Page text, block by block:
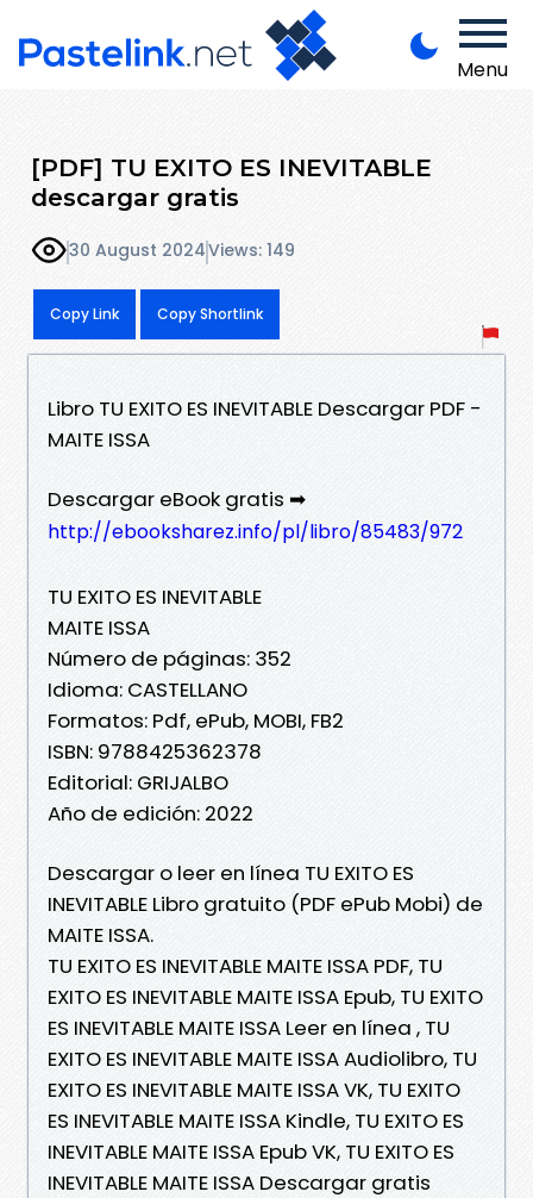
Menu
[PDF] TU EXITO ES INEVITABLE
descargar gratis
30 August 2024Views: 149
Copy Link Copy Shortlink
Libro TU EXITO ES INEVITABLE Descargar PDF -
MAITE ISSA
Descargar eBook gratis ➡
http://ebooksharez.info/pl/libro/85483/972
TU EXITO ES INEVITABLE
MAITE ISSA
Número de páginas: 352
Idioma: CASTELLANO
Formatos: Pdf, ePub, MOBI, FB2
ISBN: 9788425362378
Editorial: GRIJALBO
Año de edición: 2022
Descargar o leer en línea TU EXITO ES
INEVITABLE Libro gratuito (PDF ePub Mobi) de
MAITE ISSA.
TU EXITO ES INEVITABLE MAITE ISSA PDF, TU
EXITO ES INEVITABLE MAITE ISSA Epub, TU EXITO
ES INEVITABLE MAITE ISSA Leer en línea , TU
EXITO ES INEVITABLE MAITE ISSA Audiolibro, TU
EXITO ES INEVITABLE MAITE ISSA VK, TU EXITO
ES INEVITABLE MAITE ISSA Kindle, TU EXITO ES
INEVITABLE MAITE ISSA Epub VK, TU EXITO ES
INEVITABLE MAITE ISSA Descargar gratis